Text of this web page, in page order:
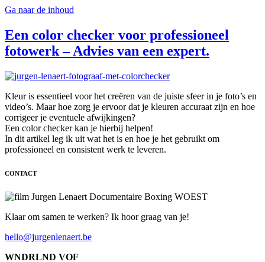
Ga naar de inhoud
Een color checker voor professioneel
fotowerk – Advies van een expert.
Kleur is essentieel voor het creëren van de juiste sfeer in je foto’s en
video’s. Maar hoe zorg je ervoor dat je kleuren accuraat zijn en hoe
corrigeer je eventuele afwijkingen?
Een color checker kan je hierbij helpen!
In dit artikel leg ik uit wat het is en hoe je het gebruikt om
professioneel en consistent werk te leveren.
CONTACT
Klaar om samen te werken? Ik hoor graag van je!
hello@jurgenlenaert.be
WNDRLND VOF